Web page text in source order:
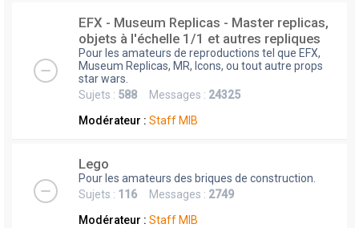
EFX - Museum Replicas - Master replicas,
objets à l'échelle 1/1 et autres repliques
Pour les amateurs de reproductions tel que EFX,
Museum Replicas, MR, Icons, ou tout autre props
star wars.
Sujets : 588 Messages : 24325
Modérateur : Staff MIB
Lego
Pour les amateurs des briques de construction.
Sujets : 116 Messages : 2749
Modérateur : Staff MIB